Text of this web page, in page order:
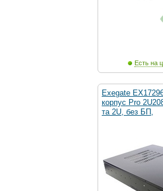
Есть на
Exegate
корпус Pro
та 2U, без БП,